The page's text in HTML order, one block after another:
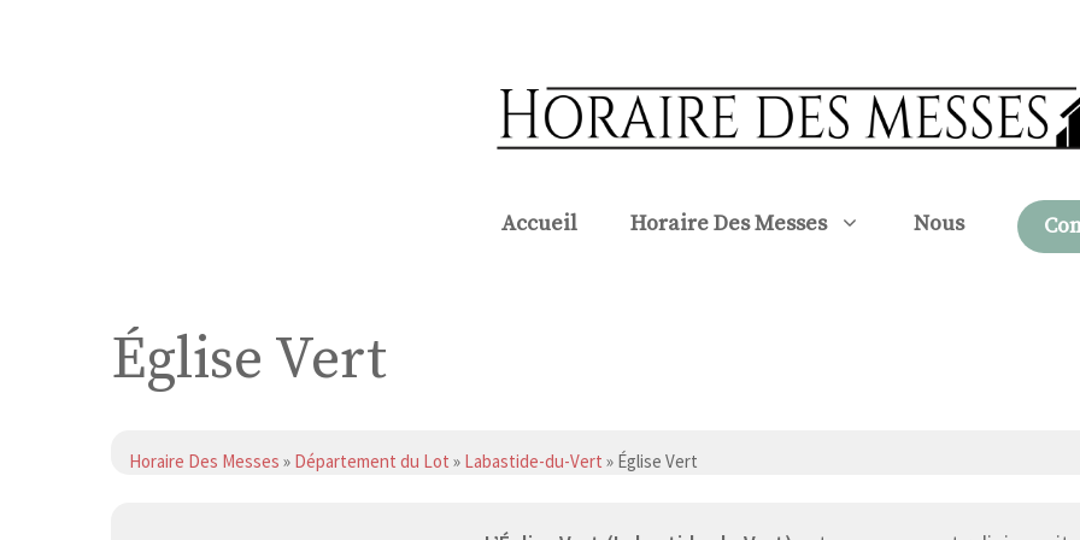
Accueil Horaire Des Messes Nous
Église Vert
Horaire Des Messes » Département du Lot » Labastide-du-Vert » Église Vert